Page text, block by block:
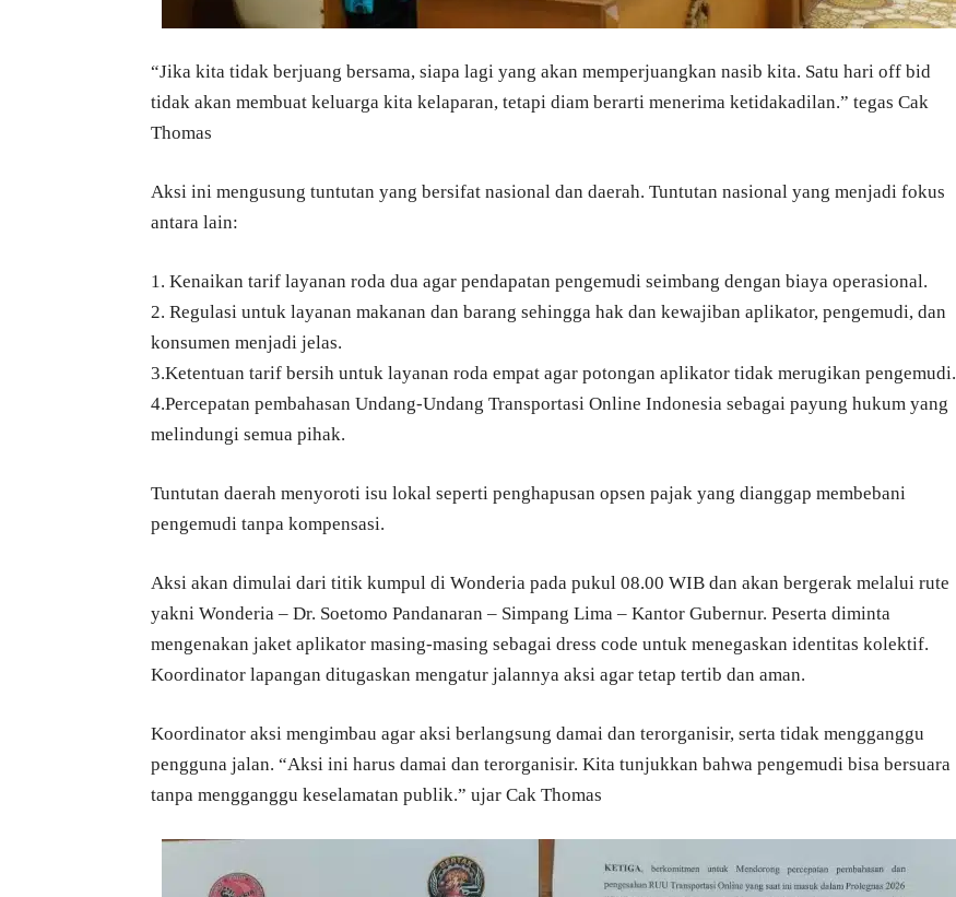
“Jika kita tidak berjuang bersama, siapa lagi yang akan memperjuangkan nasib kita. Satu hari off bid
tidak akan membuat keluarga kita kelaparan, tetapi diam berarti menerima ketidakadilan.” tegas Cak
Thomas
Aksi ini mengusung tuntutan yang bersifat nasional dan daerah. Tuntutan nasional yang menjadi fokus
antara lain:
1. Kenaikan tarif layanan roda dua agar pendapatan pengemudi seimbang dengan biaya operasional.
2. Regulasi untuk layanan makanan dan barang sehingga hak dan kewajiban aplikator, pengemudi, dan
konsumen menjadi jelas.
3.Ketentuan tarif bersih untuk layanan roda empat agar potongan aplikator tidak merugikan pengemudi.
4.Percepatan pembahasan Undang-Undang Transportasi Online Indonesia sebagai payung hukum yang
melindungi semua pihak.
Tuntutan daerah menyoroti isu lokal seperti penghapusan opsen pajak yang dianggap membebani
pengemudi tanpa kompensasi.
Aksi akan dimulai dari titik kumpul di Wonderia pada pukul 08.00 WIB dan akan bergerak melalui rute
yakni Wonderia – Dr. Soetomo Pandanaran – Simpang Lima – Kantor Gubernur. Peserta diminta
mengenakan jaket aplikator masing-masing sebagai dress code untuk menegaskan identitas kolektif.
Koordinator lapangan ditugaskan mengatur jalannya aksi agar tetap tertib dan aman.
Koordinator aksi mengimbau agar aksi berlangsung damai dan terorganisir, serta tidak mengganggu
pengguna jalan. “Aksi ini harus damai dan terorganisir. Kita tunjukkan bahwa pengemudi bisa bersuara
tanpa mengganggu keselamatan publik.” ujar Cak Thomas